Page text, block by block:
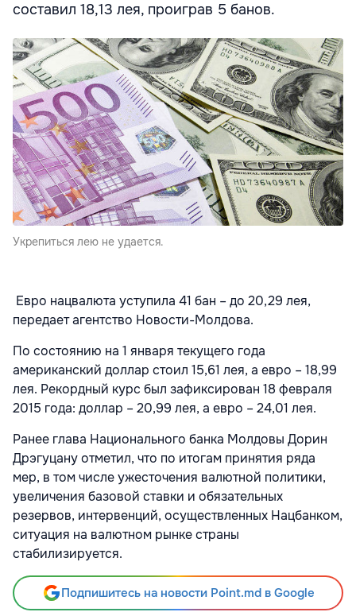
составил 18,13 лея, проиграв 5 банов.
Укрепиться лею не удается.
Евро нацвалюта уступила 41 бан – до 20,29 лея,
передает агентство Новости-Молдова.
По состоянию на 1 января текущего года
американский доллар стоил 15,61 лея, а евро – 18,99
лея. Рекордный курс был зафиксирован 18 февраля
2015 года: доллар – 20,99 лея, а евро – 24,01 лея.
Ранее глава Национального банка Молдовы Дорин
Дрэгуцану отметил, что по итогам принятия ряда
мер, в том числе ужесточения валютной политики,
увеличения базовой ставки и обязательных
резервов, интервенций, осуществленных Нацбанком,
ситуация на валютном рынке страны
стабилизируется.
Подпишитесь на новости Point.md в Google